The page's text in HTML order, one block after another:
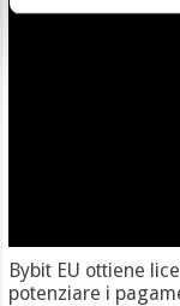
Bybit EU ottiene
potenziare i